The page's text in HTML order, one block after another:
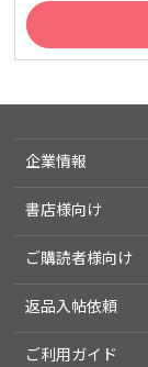
企業情報
書店様向け
ご購読者様向け
返品入帖依頼
ご利用ガイド